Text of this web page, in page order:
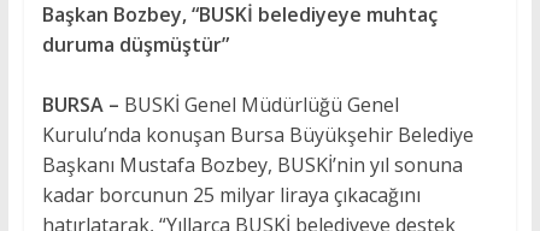
Başkan Bozbey, “BUSKİ belediyeye muhtaç
duruma düşmüştür”
BURSA – BUSKİ Genel Müdürlüğü Genel
Kurulu’nda konuşan Bursa Büyükşehir Belediye
Başkanı Mustafa Bozbey, BUSKİ’nin yıl sonuna
kadar borcunun 25 milyar liraya çıkacağını
hatırlatarak, “Yıllarca BUSKİ belediyeye destek